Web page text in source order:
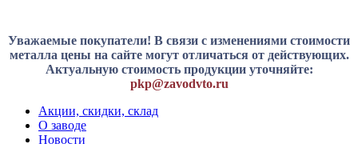
Уважаемые покупатели! В связи с изменениями стоимости
металла цены на сайте могут отличаться от действующих.
Актуальную стоимость продукции уточняйте:
pkp@zavodvto.ru
Акции, скидки, склад
О заводе
Новости